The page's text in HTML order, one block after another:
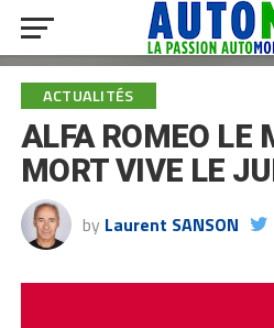
ACTUALITÉS
ALFA ROMEO LE
MORT VIVE LE
by Laurent SANSON